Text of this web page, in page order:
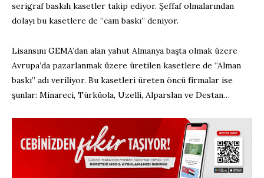
serigraf baskılı kasetler takip ediyor. Şeffaf olmalarından
dolayı bu kasetlere de “cam baskı” deniyor.
Lisansını GEMA’dan alan yahut Almanya başta olmak üzere
Avrupa’da pazarlanmak üzere üretilen kasetlere de “Alman
baskı” adı veriliyor. Bu kasetleri üreten öncü firmalar ise
şunlar: Minareci, Türküola, Uzelli, Alparslan ve Destan…